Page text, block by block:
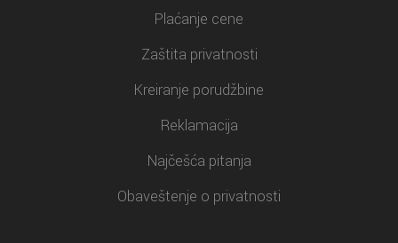
Plaćanje cene
Zaštita privatnosti
Kreiranje porudžbine
Reklamacija
Najčešća pitanja
Obaveštenje o privatnosti